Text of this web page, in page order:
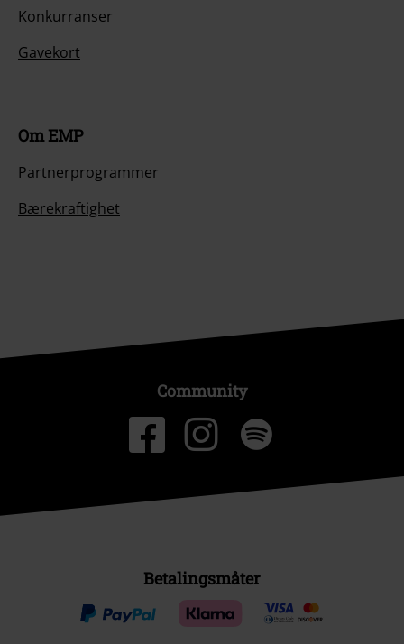
Konkurranser
Gavekort
Om EMP
Partnerprogrammer
Bærekraftighet
Community
Betalingsmåter